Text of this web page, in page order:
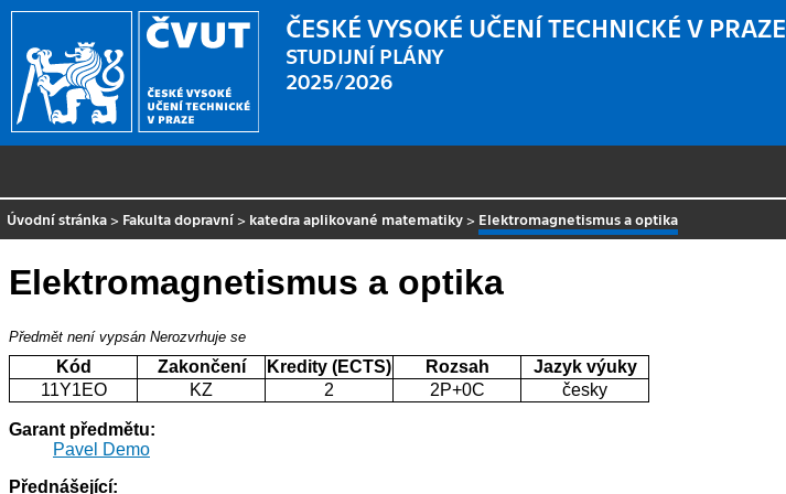
ČESKÉ VYSOKÉ UČENÍ TECHNICKÉ V PRAZE
STUDIJNÍ PLÁNY
2025/2026
Úvodní stránka > Fakulta dopravní > katedra aplikované matematiky > Elektromagnetismus a optika
Elektromagnetismus a optika
Předmět není vypsán Nerozvrhuje se
Kód Zakončení Kredity (ECTS) Rozsah
Jazyk výuky
11Y1EO
KZ 2 2P+0C česky
Garant předmětu:
Pavel Demo
Přednášející: